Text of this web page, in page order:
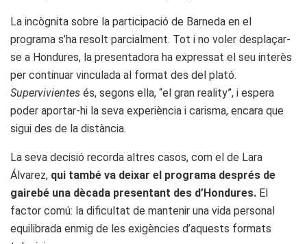
La incògnita sobre la participació de Barneda en el
programa s’ha resolt parcialment. Tot i no voler desplaçar-
se a Hondures, la presentadora ha expressat el seu interès
per continuar vinculada al format des del plató.
Supervivientes és, segons ella, “el gran reality”, i espera
poder aportar-hi la seva experiència i carisma, encara que
sigui des de la distància.
La seva decisió recorda altres casos, com el de Lara
Álvarez, qui també va deixar el programa després de
gairebé una dècada presentant des d’Hondures. El
factor comú: la dificultat de mantenir una vida personal
equilibrada enmig de les exigències d’aquests formats